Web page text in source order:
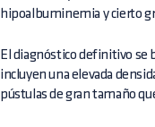
hipoalbuminemia y cierto
El diagnóstico definitivo se
incluyen una elevada
pústulas de gran tamaño